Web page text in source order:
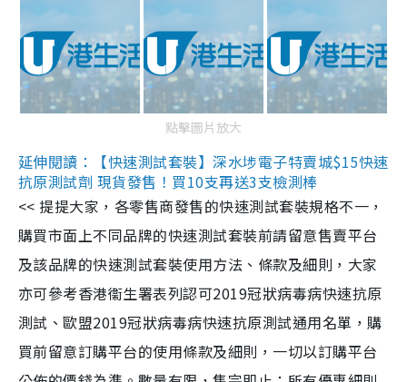
點擊圖片放大
延伸閱讀：【快速測試套裝】深水埗電子特賣城$15快速
抗原測試劑 現貨發售！買10支再送3支檢測棒
<< 提提大家，各零售商發售的快速測試套裝規格不一，
購買市面上不同品牌的快速測試套裝前請留意售賣平台
及該品牌的快速測試套裝使用方法、條款及細則，大家
亦可參考香港衞生署表列認可2019冠狀病毒病快速抗原
測試、歐盟2019冠狀病毒病快速抗原測試通用名單，購
買前留意訂購平台的使用條款及細則，一切以訂購平台